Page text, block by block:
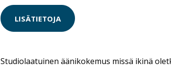
LISÄTIETOJA
Studiolaatuinen äänikokemus missä ikinä